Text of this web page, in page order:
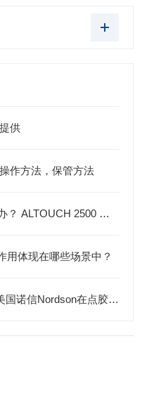
供
作方法，保管方法
浸渗后泄漏、组装成品泄漏怎么办？ ALTOUCH 2500 涂抹密封
用体现在哪些场景中？
日本武藏MUSASHI、岩下IEI和美国诺信Nordson在点胶机领域各有优势